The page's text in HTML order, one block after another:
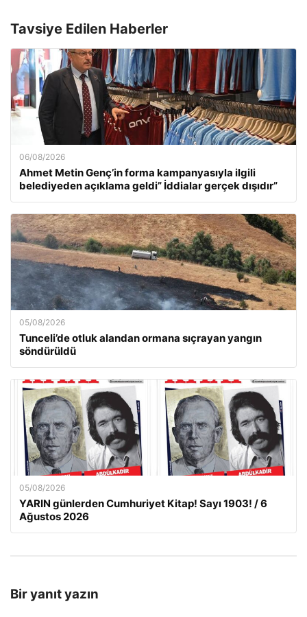
Tavsiye Edilen Haberler
06/08/2026
Ahmet Metin Genç’in forma kampanyasıyla ilgili
belediyeden açıklama geldi” İddialar gerçek dışıdır”
05/08/2026
Tunceli’de otluk alandan ormana sıçrayan yangın
söndürüldü
05/08/2026
YARIN günlerden Cumhuriyet Kitap! Sayı 1903! / 6
Ağustos 2026
Bir yanıt yazın